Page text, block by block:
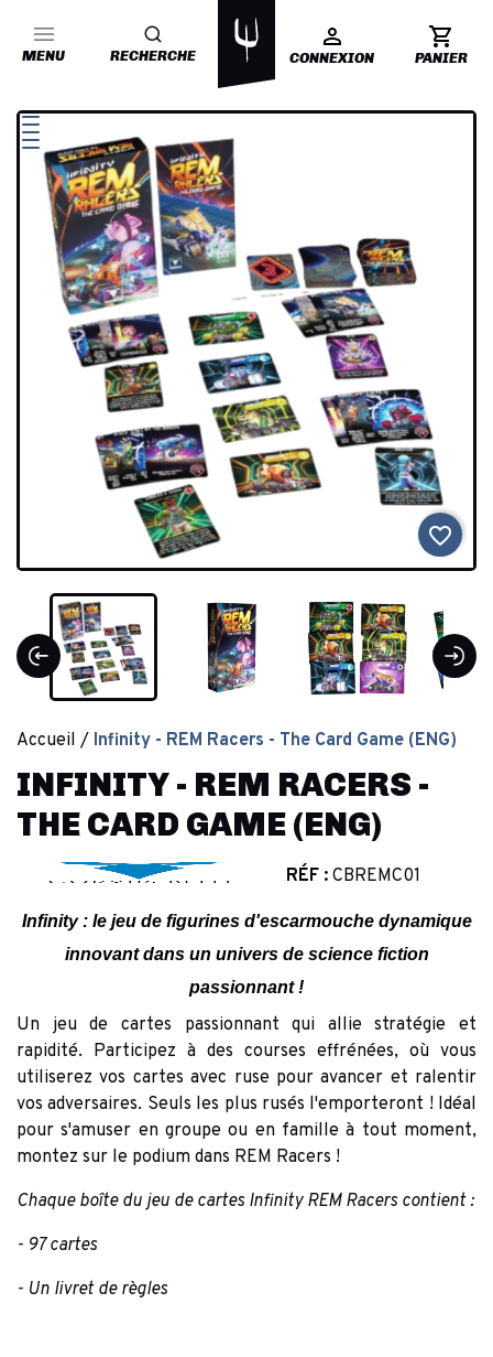
MENU RECHERCHE CONNEXION PANIER
favorite_border
Accueil Infinity - REM Racers - The Card Game (ENG)
INFINITY - REM RACERS -
THE CARD GAME (ENG)
RÉF : CBREMC01
Infinity : le jeu de figurines d'escarmouche dynamique
innovant dans un univers de science fiction
passionnant !
Un jeu de cartes passionnant qui allie stratégie et
rapidité. Participez à des courses effrénées, où vous
utiliserez vos cartes avec ruse pour avancer et ralentir
vos adversaires. Seuls les plus rusés l'emporteront ! Idéal
pour s'amuser en groupe ou en famille à tout moment,
montez sur le podium dans REM Racers !
Chaque boîte du jeu de cartes Infinity REM Racers contient :
- 97 cartes
- Un livret de règles